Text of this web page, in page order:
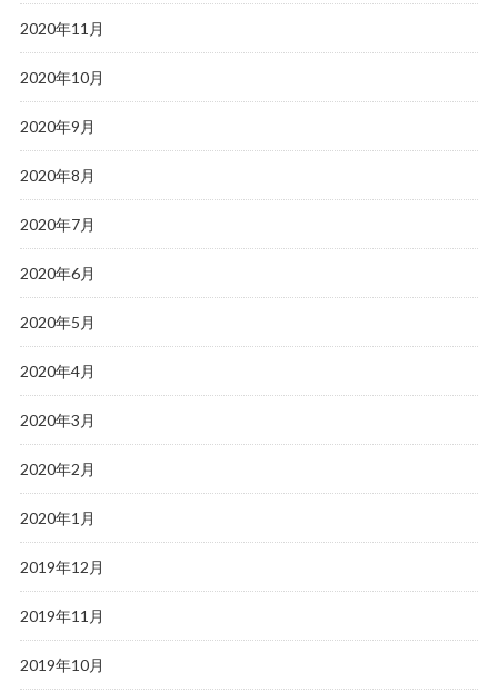
2020年11月
2020年10月
2020年9月
2020年8月
2020年7月
2020年6月
2020年5月
2020年4月
2020年3月
2020年2月
2020年1月
2019年12月
2019年11月
2019年10月